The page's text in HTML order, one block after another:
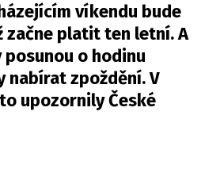
INZERCE
/ COOKIES
MÍSTA
víkendu bude
začne platit ten letní. A
o hodinu
nabírat zpoždění. V
upozornily České